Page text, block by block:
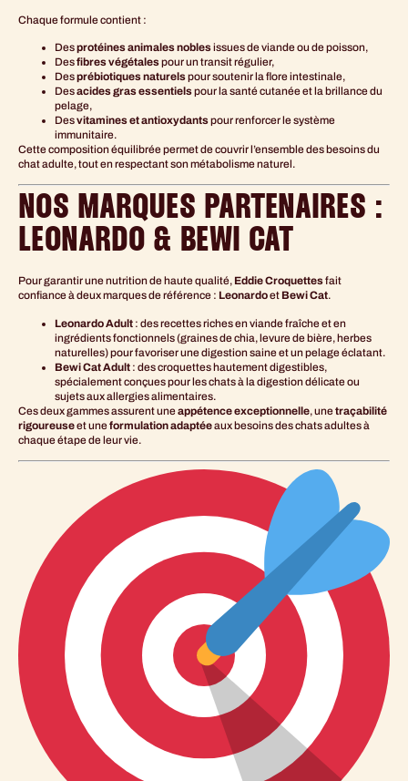
Chaque formule contient :
Desprotéines animales noblesissues de viande ou de poisson,
Desfibres végétalespour un transit régulier,
Desprébiotiques naturelspour soutenir la flore intestinale,
Desacides gras essentielspour la santé cutanée et la brillance du
pelage,
Desvitamines et antioxydantspour renforcer le système
immunitaire.
Cette composition équilibrée permet de couvrir l’ensemble des besoins du
chat adulte, tout en respectant son métabolisme naturel.
NOS MARQUES PARTENAIRES :
LEONARDO & BEWI CAT
Pour garantir une nutrition de haute qualité, Eddie Croquettesfait
confiance à deux marques de référence : Leonardoet Bewi Cat.
Leonardo Adult : des recettes riches en viande fraîche et en
ingrédients fonctionnels (graines de chia, levure de bière, herbes
naturelles) pour favoriser une digestion saine et un pelage éclatant.
Bewi Cat Adult : des croquettes hautement digestibles,
spécialement conçues pour les chats à la digestion délicate ou
sujets aux allergies alimentaires.
Ces deux gammes assurent uneappétence exceptionnelle, unetraçabilité
rigoureuseet uneformulation adaptéeaux besoins des chats adultes à
chaque étape de leur vie.